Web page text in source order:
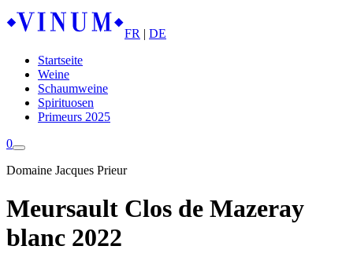
FR | DE
Startseite
Weine
Schaumweine
Spirituosen
Primeurs 2025
0
Domaine Jacques Prieur
Meursault Clos de Mazeray
blanc 2022